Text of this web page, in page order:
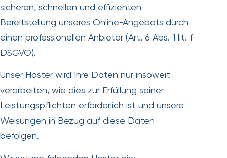
sicheren, schnellen und effizienten
Bereitstellung unseres Online-Angebots durch
einen professionellen Anbieter (Art. 6 Abs. 1 lit. f
DSGVO).
Unser Hoster wird Ihre Daten nur insoweit
verarbeiten, wie dies zur Erfüllung seiner
Leistungspflichten erforderlich ist und unsere
Weisungen in Bezug auf diese Daten
befolgen.